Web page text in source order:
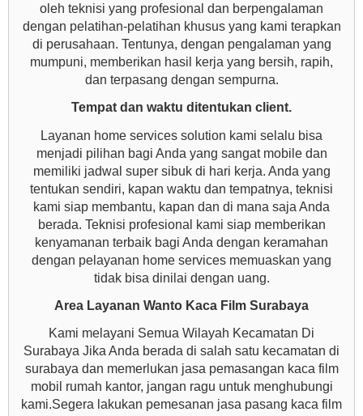
oleh teknisi yang profesional dan berpengalaman
dengan pelatihan-pelatihan khusus yang kami terapkan
di perusahaan. Tentunya, dengan pengalaman yang
mumpuni, memberikan hasil kerja yang bersih, rapih,
dan terpasang dengan sempurna.
Tempat dan waktu ditentukan client.
Layanan home services solution kami selalu bisa
menjadi pilihan bagi Anda yang sangat mobile dan
memiliki jadwal super sibuk di hari kerja. Anda yang
tentukan sendiri, kapan waktu dan tempatnya, teknisi
kami siap membantu, kapan dan di mana saja Anda
berada. Teknisi profesional kami siap memberikan
kenyamanan terbaik bagi Anda dengan keramahan
dengan pelayanan home services memuaskan yang
tidak bisa dinilai dengan uang.
Area Layanan Wanto Kaca Film Surabaya
Kami melayani Semua Wilayah Kecamatan Di
Surabaya Jika Anda berada di salah satu kecamatan di
surabaya dan memerlukan jasa pemasangan kaca film
mobil rumah kantor, jangan ragu untuk menghubungi
kami.Segera lakukan pemesanan jasa pasang kaca film